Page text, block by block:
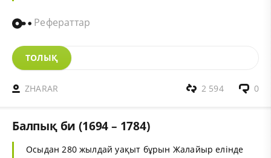
Рефераттар
ТОЛЫҚ
ZHARAR 0
2 594
Балпық би (1694 – 1784)
Осыдан 280 жылдай уақыт бұрын Жалайыр елінде